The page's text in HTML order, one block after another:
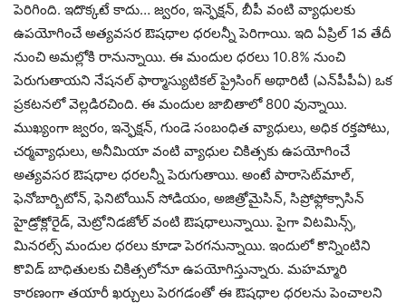
పెరిగింది. ఇదొక్కటే కాదు… జ్వరం, ఇన్ఫెక్షన్‌, బీపీ వంటి వ్యాధులకు
ఉపయోగించే అత్యవసర ఔషధాల ధరలన్నీ పెరిగాయి. ఇది ఏప్రిల్‌ 1వ తేదీ
నుంచి అమల్లోకి రానున్నాయి. ఈ మందుల ధరలు 10.8% నుంచి
పెరుగుతాయని నేషనల్‌ ఫార్మాస్యుటికల్‌ ప్రైసింగ్‌ అథారిటీ (ఎన్‌పీపీఏ) ఒక
ప్రకటనలో వెల్లడిరచింది. ఈ మందుల జాబితాలో 800 వున్నాయి.
ముఖ్యంగా జ్వరం, ఇన్ఫెక్షన్‌, గుండె సంబంధిత వ్యాధులు, అధిక రక్తపోటు,
చర్మవ్యాధులు, అనీమియా వంటి వ్యాధుల చికిత్సకు ఉపయోగించే
అత్యవసర ఔషధాల ధరలన్నీ పెరుగుతాయి. అంటే పారాసెట్‌మాల్‌,
ఫెనోబార్బిటోన్‌, ఫెనిటోయిన్‌ సోడియం, అజిత్రోమైసిన్‌, సిప్రోఫ్లోక్సాసిన్‌
హైడ్రోక్లోరైడ్‌, మెట్రోనిడజోల్‌ వంటి ఔషధాలున్నాయి. పైగా విటమిన్స్‌,
మినరల్స్‌ మందుల ధరలు కూడా పెరగనున్నాయి. ఇందులో కొన్నింటిని
కొవిడ్‌ బాధితులకు చికిత్సలోనూ ఉపయోగిస్తున్నారు. మహమ్మారి
కారణంగా తయారీ ఖర్చులు పెరగడంతో ఈ ఔషధాల ధరలను పెంచాలని